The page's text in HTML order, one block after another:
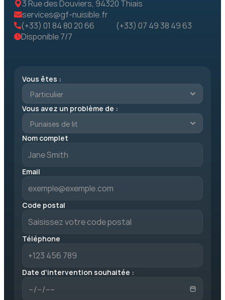
3 Rue des Douviers, 94320 Thiais
services@gf-nuisible.fr
(+33) 01 84 80 20 66
(+33) 07 49 38 49 63
Disponible 7/7
Vous êtes :
Vous avez un problème de :
Nom complet
Email
Code postal
Téléphone
Date d'intervention souhaitée :